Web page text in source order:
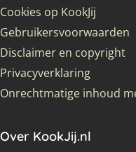
Cookies op KookJij
Gebruikersvoorwaarden
Disclaimer en copyright
Privacyverklaring
Onrechtmatige inhoud
Over KookJij.nl